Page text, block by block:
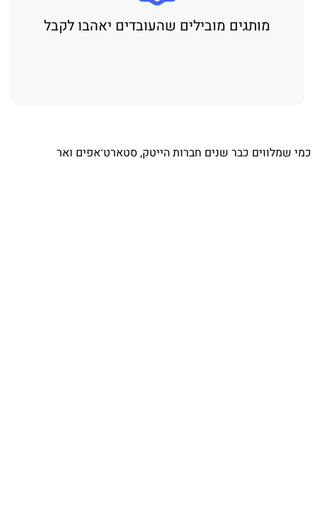
מותגים מובילים שהעובדים יאהבו לקבל
⁨ כמי שמלווים כבר שנים חברות הייטק, סטארט־אפים ואר